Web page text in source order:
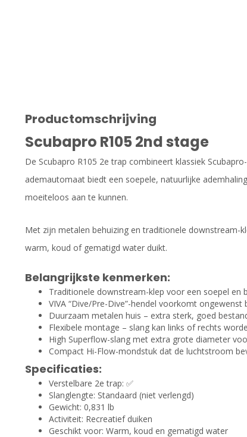
Productomschrijving
Scubapro R105 2nd stage
De Scubapro R105 2e trap combineert klassiek
ademautomaat biedt een soepele, natuurlijke
moeiteloos aan te kunnen.
Met zijn metalen behuizing en traditionele downstream-
warm, koud of gematigd water duikt.
Belangrijkste kenmerken:
Traditionele downstream-klep voor een soepel en
VIVA “Dive/Pre-Dive”-hendel voorkomt
Duurzaam metalen huis – extra sterk, goed
Flexibele montage – slang kan links of rechts
High Superflow-slang met extra grote diameter
Compact Hi-Flow-mondstuk dat de luchtstroom
Specificaties:
Verstelbare 2e trap: ✅
Slanglengte: Standaard (niet verlengd)
Gewicht: 0,831 lb
Activiteit: Recreatief duiken
Geschikt voor: Warm, koud en gematigd water